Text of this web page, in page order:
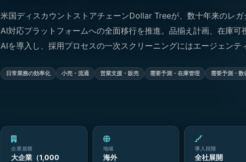
米国ディスカウントストアチェーンDollar Treeが、数十年来のレガ
AI対応プラットフォームへの全面移行を推進。品揃え計画、在庫可
AIを導入し、採用プロセスの一次スクリーニングにはエージェンテ
日常業務の効率化 小売・流通 営業支援・販売 需要予測・在庫管理 需要予測・数
企業規模
大企業（1,000
地域
海外
導入段階
全社展開